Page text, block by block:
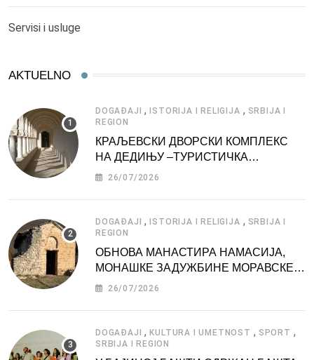
Servisi i usluge
AKTUELNO
DOGAĐAJI ,ISTORIJA I RELIGIJA , SRBIJA I
REGION
КРАЉЕВСКИ ДВОРСКИ КОМПЛЕКС
НА ДЕДИЊУ –ТУРИСТИЧКА
АТРАКЦИЈА
26/07/2026
DOGAĐAJI ,ISTORIJA I RELIGIJA , SRBIJA I
REGION
ОБНОВА МАНАСТИРА НАМАСИЈА,
МОНАШКЕ ЗАДУЖБИНЕ МОРАВСКЕ
СРБИЈЕ
26/07/2026
DOGAĐAJI ,KULTURA I UMETNOST , SPORT ,
SRBIJA I REGION